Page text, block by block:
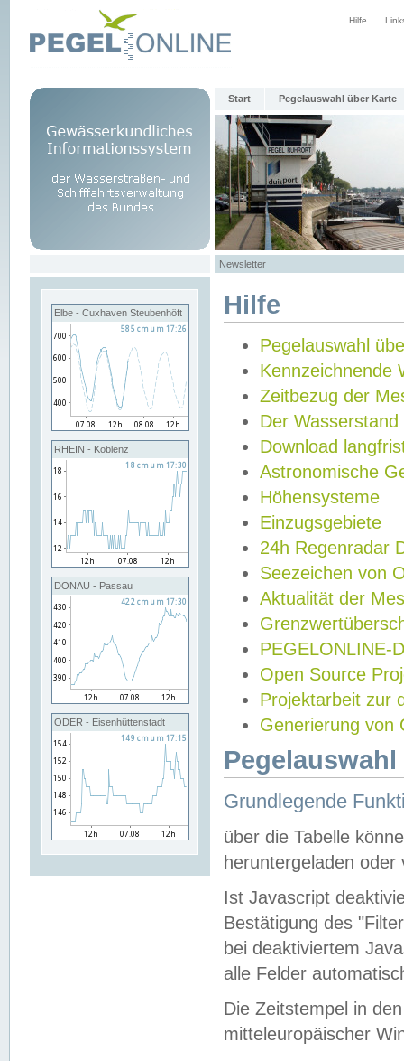
Hilfe
Start Pegelauswahl über Karte
Newsletter
Elbe - Cuxhaven Steubenhöft
RHEIN - Koblenz
DONAU - Passau
ODER - Eisenhüttenstadt
Hilfe
Pegelauswahl
Kennzeichnende
Zeitbezug der
Der Wasserstand
Download
Astronomische
Höhensysteme
Einzugsgebiete
24h Regenradar
Seezeichen von
Aktualität der
PEGELONLINE-
Open Source
Projektarbeit zur
Generierung von
Grundlegende
über die Tabelle
heruntergeladen oder
Ist Javascript
Bestätigung des
bei deaktiviertem
alle Felder
Die Zeitstempel in
mitteleuropäischer